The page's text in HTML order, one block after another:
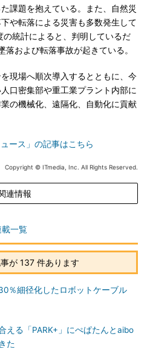
課題を抱えている。また、自然災
や転落による災害も多数発生して
統計によると、判明しているだ
および転落事故が起きている。
現場へ順次導入するとともに、今
口密集部や重工業プラント内部に
の機械化、遠隔化、自動化に貢献
ース」の記事はこちら
Copyright © ITmedia, Inc. All Rights Reserved.
連情報
一覧
が 137 件あります
％細径化したロボットケーブル
える「PARK+」にぺぱたんとaibo
た